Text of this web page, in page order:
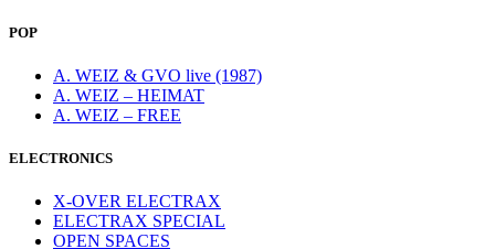
POP
A. WEIZ & GVO live (1987)
A. WEIZ – HEIMAT
A. WEIZ – FREE
ELECTRONICS
X-OVER ELECTRAX
ELECTRAX SPECIAL
OPEN SPACES